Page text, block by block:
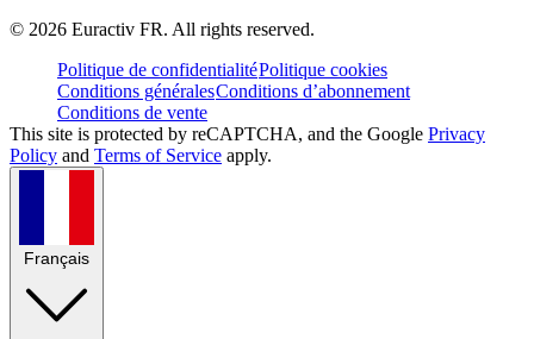
© 2026 Euractiv FR. All rights reserved.
Politique de confidentialitéPolitique cookies
Conditions généralesConditions d’abonnement
Conditions de vente
This site is protected by reCAPTCHA, and the Google Privacy
Policy and Terms of Service apply.
Français